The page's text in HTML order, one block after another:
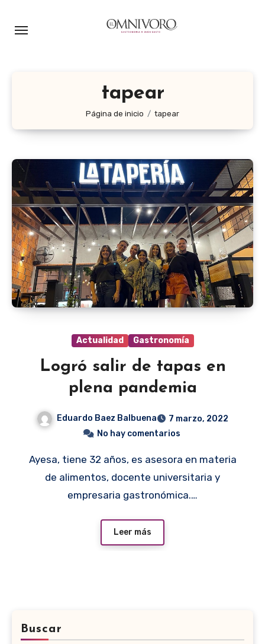
tapear
Página de inicio tapear
Actualidad Gastronomía
Logró salir de tapas en
plena pandemia
Eduardo Baez Balbuena
7 marzo, 2022
No hay comentarios
Ayesa, tiene 32 años, es asesora en materia
de alimentos, docente universitaria y
empresaria gastronómica.…
Leer más
Buscar